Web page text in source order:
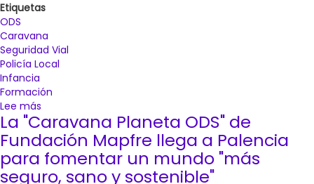
Etiquetas
ODS
Caravana
Seguridad Vial
Policía Local
Infancia
Formación
Lee más
La
Caravana
de
Movilidad
Segura
La "Caravana Planeta ODS" de
Fundación Mapfre llega a Palencia
para fomentar un mundo "más
seguro, sano y sostenible"